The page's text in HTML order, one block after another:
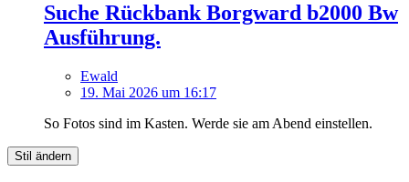
Suche Rückbank Borgward b2000 Bw
Ausführung.
Ewald
19. Mai 2026 um 16:17
So Fotos sind im Kasten. Werde sie am Abend einstellen.
Stil ändern